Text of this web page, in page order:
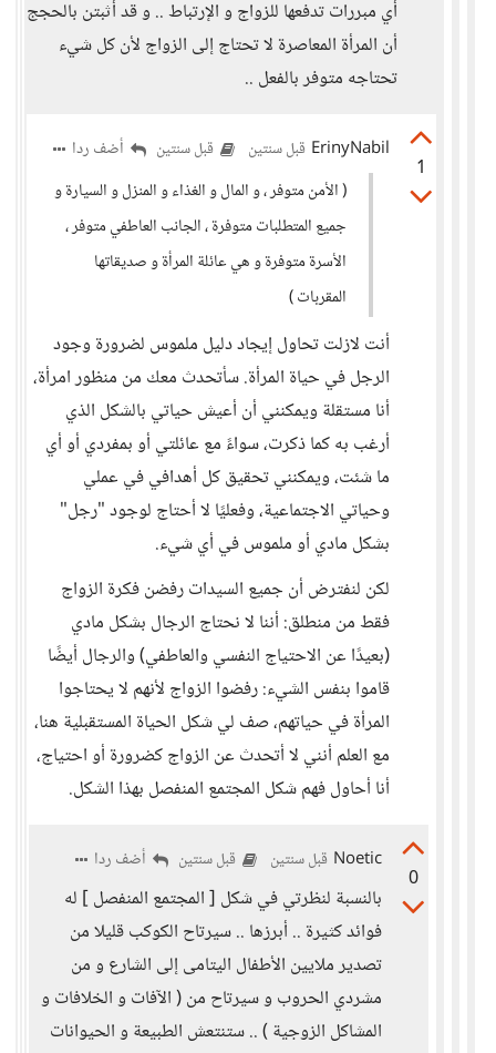
أي مبررات تدفعها للزواج و الإرتباط .. و قد أثبتن بالحجج
أن المرأة المعاصرة لا تحتاج إلى الزواج لأن كل شيء
تحتاجه متوفر بالفعل ..
1
ErinyNabil قبل سنتين قبل سنتين
أضف ردا
( الأمن متوفر ، و المال و الغذاء و المنزل و السيارة و
جميع المتطلبات متوفرة ، الجانب العاطفي متوفر ،
الأسرة متوفرة و هي عائلة المرأة و صديقاتها
المقربات )
أنت لازلت تحاول إيجاد دليل ملموس لضرورة وجود
الرجل في حياة المرأة. سأتحدث معك من منظور امرأة،
أنا مستقلة ويمكنني أن أعيش حياتي بالشكل الذي
أرغب به كما ذكرت، سواءً مع عائلتي أو بمفردي أو أي
ما شئت، ويمكنني تحقيق كل أهدافي في عملي
وحياتي الاجتماعية، وفعليًا لا أحتاج لوجود "رجل"
بشكل مادي أو ملموس في أي شيء.
لكن لنفترض أن جميع السيدات رفضن فكرة الزواج
فقط من منطلق: أننا لا نحتاج الرجال بشكل مادي
(بعيدًا عن الاحتياج النفسي والعاطفي) والرجال أيضًا
قاموا بنفس الشيء: رفضوا الزواج لأنهم لا يحتاجوا
المرأة في حياتهم، صف لي شكل الحياة المستقبلية هنا،
مع العلم أنني لا أتحدث عن الزواج كضرورة أو احتياج،
أنا أحاول فهم شكل المجتمع المنفصل بهذا الشكل.
0
Noetic قبل سنتين قبل سنتين أضف ردا
بالنسبة لنظرتي في شكل [ المجتمع المنفصل ] له
فوائد كثيرة .. أبرزها .. سيرتاح الكوكب قليلا من
تصدير ملايين الأطفال اليتامى إلى الشارع و من
مشردي الحروب و سيرتاح من ( الآفات و الخلافات و
المشاكل الزوجية ) .. ستنتعش الطبيعة و الحيوانات